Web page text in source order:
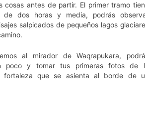
cosas antes de partir. El primer tramo
de dos horas y media, podrás
salpicados de pequeños lagos
al mirador de Waqrapukara,
poco y tomar tus primeras fotos de
fortaleza que se asienta al borde de